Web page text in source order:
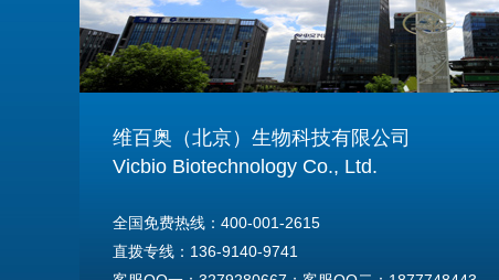
维百奥（北京）生物科技有限公司
Vicbio Biotechnology Co., Ltd.
全国免费热线：400-001-2615
直拨专线：136-9140-9741